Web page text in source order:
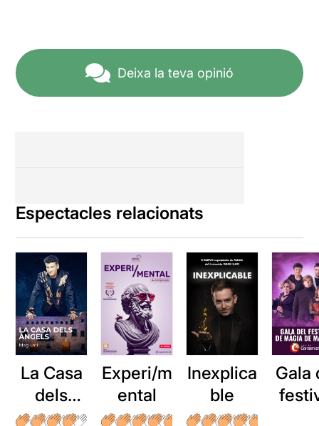
Deixa la teva opinió
Espectacles relacionats
La Casa
dels
Àngels
Experi/m
ental
Inexplica
ble
Gala